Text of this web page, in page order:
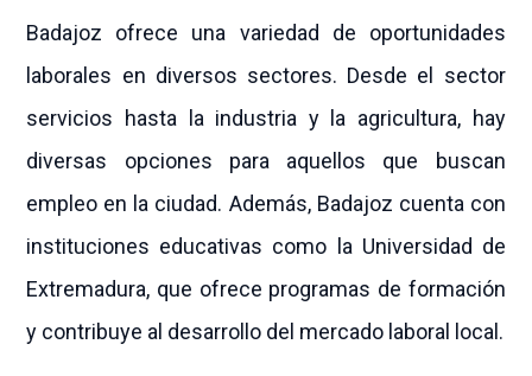
Badajoz ofrece una variedad de oportunidades
laborales en diversos sectores. Desde el sector
servicios hasta la industria y la agricultura, hay
diversas opciones para aquellos que buscan
empleo en la ciudad. Además, Badajoz cuenta con
instituciones educativas como la Universidad de
Extremadura, que ofrece programas de formación
y contribuye al desarrollo del mercado laboral local.